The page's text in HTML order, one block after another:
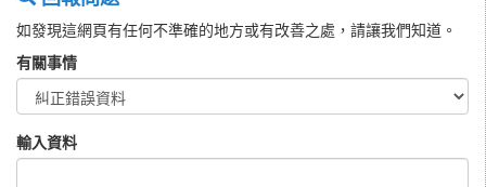
如發現這網頁有任何不準確的地方或有改善之處，請讓我們知道。
有關事情
輸入資料